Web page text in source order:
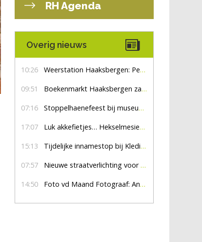
RH Agenda
Overig nieuws
10:26 Weerstation Haaksbergen: Perioden met zon en droog
09:51 Boekenmarkt Haaksbergen zaterdag 8 augustus, marktplein Haaksbergen
07:16 Stoppelhaenefeest bij museum De Lebbenbrugge
17:07 Luk akkefietjes… HekselmesienHarry
15:13 Tijdelijke innamestop bij Kledingbank Stefania
07:57 Nieuwe straatverlichting voor De Veldmaat en De Pas
14:50 Foto vd Maand Fotograaf: Anna Jalving